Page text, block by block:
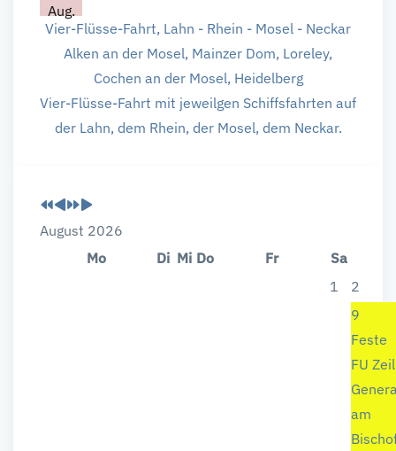
Aug.
Vier-Flüsse-Fahrt, Lahn - Rhein - Mosel - Neckar
Alken an der Mosel, Mainzer Dom, Loreley,
Cochen an der Mosel, Heidelberg
Vier-Flüsse-Fahrt mit jeweilgen Schiffsfahrten auf
der Lahn, dem Rhein, der Mosel, dem Neckar.
JahrMonat
JahrMonat
August 2026
Mo
Di Mi Do Fr
Sa
1
2
9
Feste
FU
am